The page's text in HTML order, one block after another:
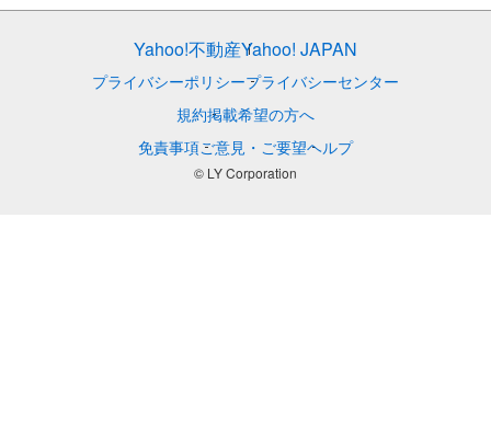
Yahoo!不動産Yahoo! JAPAN
プライバシーポリシープライバシーセンター
規約掲載希望の方へ
免責事項ご意見・ご要望ヘルプ
© LY Corporation